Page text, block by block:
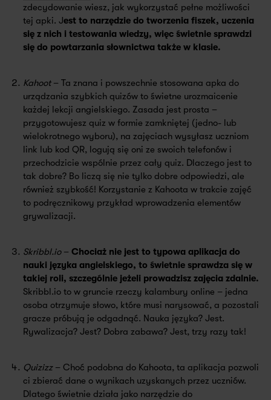
zdecydowanie wiesz, jak wykorzystać pełne możliwości
tej apki. Jest to narzędzie do tworzenia fiszek, uczenia
się z nich i testowania wiedzy, więc świetnie sprawdzi
się do powtarzania słownictwa także w klasie.
Kahoot – Ta znana i powszechnie stosowana apka do
urządzania szybkich quizów to świetne urozmaicenie
każdej lekcji angielskiego. Zasada jest prosta –
przygotowujesz quiz w formie zamkniętej (jedno- lub
wielokrotnego wyboru), na zajęciach wysyłasz uczniom
link lub kod QR, logują się oni ze swoich telefonów i
przechodzicie wspólnie przez cały quiz. Dlaczego jest to
tak dobre? Bo liczą się nie tylko dobre odpowiedzi, ale
również szybkość! Korzystanie z Kahoota w trakcie zajęć
to podręcznikowy przykład wprowadzenia elementów
grywalizacji.
Skribbl.io– Chociaż nie jest to typowa aplikacja do
nauki języka angielskiego, to świetnie sprawdza się w
takiej roli, szczególnie jeżeli prowadzisz zajęcia zdalnie.
Skribbl.io to w gruncie rzeczy kalambury online – jedna
osoba otrzymuje słowo, które musi narysować, a pozostali
gracze próbują je odgadnąć. Nauka języka? Jest.
Rywalizacja? Jest? Dobra zabawa? Jest, trzy razy tak!
Quizizz– Choć podobna do Kahoota, ta aplikacja pozwoli
ci zbierać dane o wynikach uzyskanych przez uczniów.
Dlatego świetnie działa jako narzędzie do